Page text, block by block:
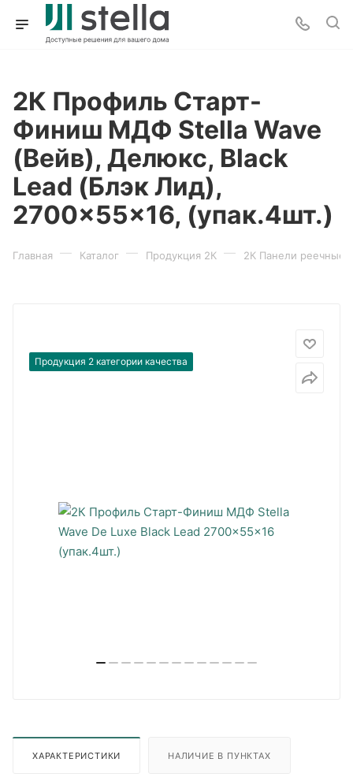
2К Профиль Старт-
Финиш МДФ Stella Wave
(Вейв), Делюкс, Black
Lead (Блэк Лид),
2700x55x16, (упак.4шт.)
Главная — Каталог — Продукция 2К — 2К Панели реечные
Продукция 2 категории качества
ХАРАКТЕРИСТИКИ НАЛИЧИЕ В ПУНКТАХ